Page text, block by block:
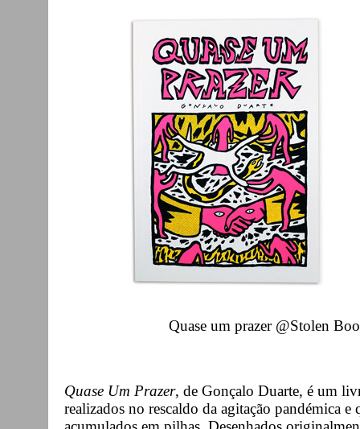
Quase um prazer @Stolen
Quase Um Prazer, de Gonçalo Duarte, é um
realizados no rescaldo da agitação pandémica